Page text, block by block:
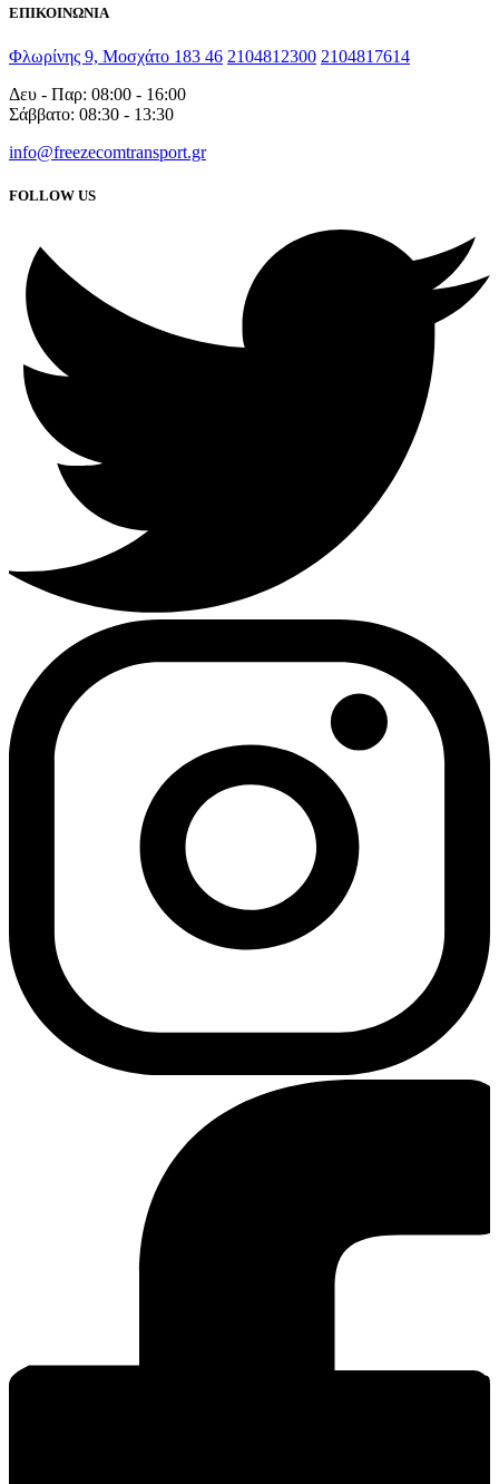
ΕΠΙΚΟΙΝΩΝΙΑ
Φλωρίνης 9, Μοσχάτο 183 46 2104812300 2104817614
Δευ - Παρ: 08:00 - 16:00
Σάββατο: 08:30 - 13:30
info@freezecomtransport.gr
FOLLOW US